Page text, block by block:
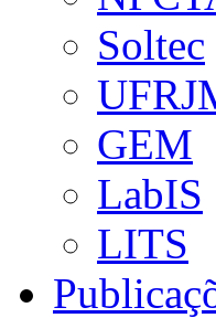
Soltec
GEM
LabIS
LITS